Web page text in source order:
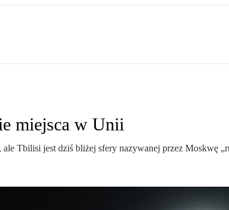
miejsca w Unii
Tbilisi jest dziś bliżej sfery nazywanej przez Moskwę